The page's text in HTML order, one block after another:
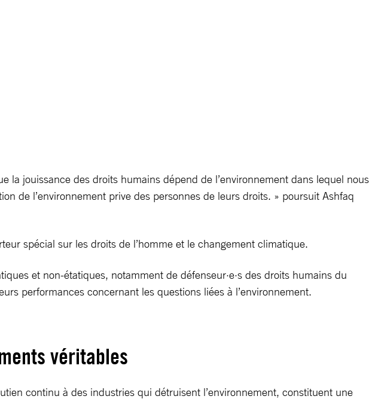
la jouissance des droits humains dépend de l’environnement dans lequel nous
de l’environnement prive des personnes de leurs droits. » poursuit Ashfaq
spécial sur les droits de l’homme et le changement climatique.
et non-étatiques, notamment de défenseur·e·s des droits humains du
performances concernant les questions liées à l’environnement.
véritables
continu à des industries qui détruisent l’environnement, constituent une